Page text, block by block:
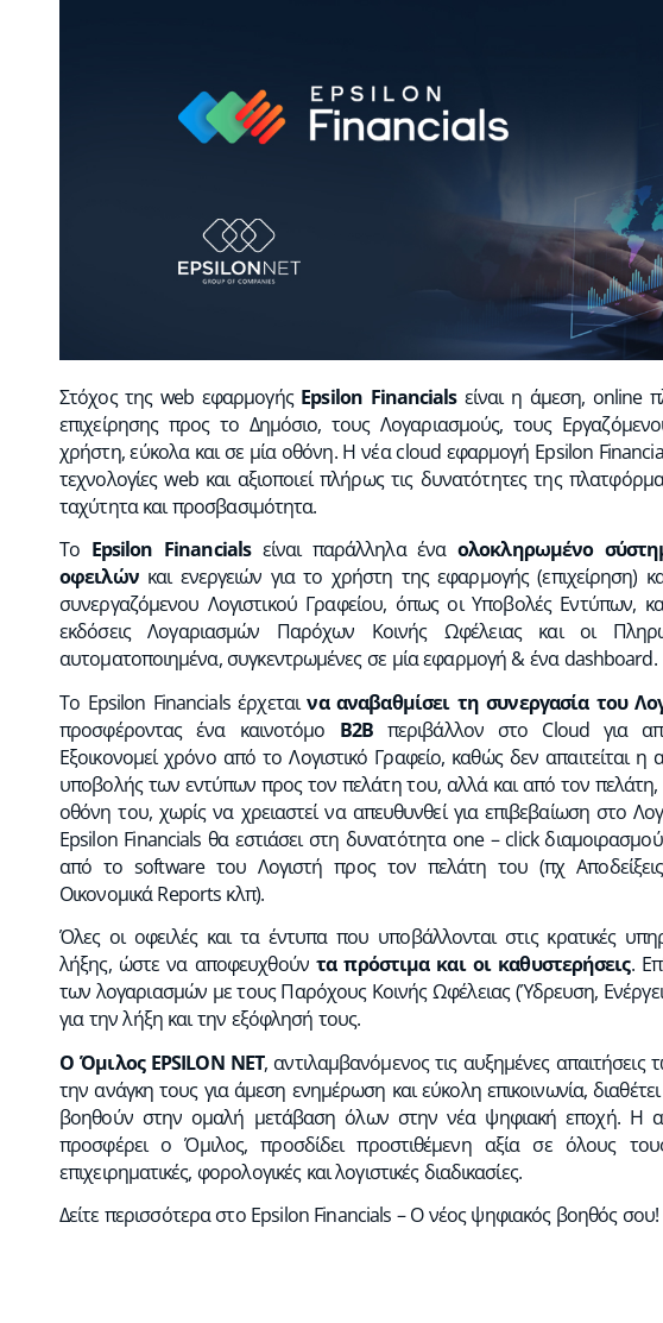
Στόχος της web εφαρμογής Epsilon Financialsείναι η άμεση, online
επιχείρησης προς το Δημόσιο, τους Λογαριασμούς, τους
χρήστη, εύκολα και σε μία οθόνη. H νέα cloud εφαρμογή Epsilon
τεχνολογίες web και αξιοποιεί πλήρως τις δυνατότητες της
ταχύτητα και προσβασιμότητα.
Το Epsilon Financialsείναι παράλληλα έναολοκληρωμένο
οφειλώνκαι ενεργειών για το χρήστη της εφαρμογής (επιχείρηση)
συνεργαζόμενου Λογιστικού Γραφείου, όπως οι Υποβολές Εντύπων,
εκδόσεις Λογαριασμών Παρόχων Κοινής Ωφέλειας και οι
αυτοματοποιημένα, συγκεντρωμένες σε μία εφαρμογή & ένα dashboard.
Το Epsilon Financials έρχεταινα αναβαθμίσει τη συνεργασία του
προσφέροντας ένα καινοτόμο Β2Βπεριβάλλον στο Cloud για
Εξοικονομεί χρόνο από το Λογιστικό Γραφείο, καθώς δεν
υποβολής των εντύπων προς τον πελάτη του, αλλά και από τον
οθόνη του, χωρίς να χρειαστεί να απευθυνθεί για επιβεβαίωση στο
Epsilon Financials θα εστιάσει στη δυνατότητα one – click
από το software του Λογιστή προς τον πελάτη του (πχ
Οικονομικά Reports κλπ).
Όλες οι οφειλές και τα έντυπα που υποβάλλονται στις κρατικές
λήξης, ώστε να αποφευχθούντα πρόστιμα και οι καθυστερήσεις.
των λογαριασμών με τους Παρόχους Κοινής Ωφέλειας (Ύδρευση,
για την λήξη και την εξόφλησή τους.
Ο Όμιλος EPSILONNET, αντιλαμβανόμενος τις αυξημένες
την ανάγκη τους για άμεση ενημέρωση και εύκολη επικοινωνία,
βοηθούν στην ομαλή μετάβαση όλων στην νέα ψηφιακή εποχή. Η
προσφέρει ο Όμιλος, προσδίδει προστιθέμενη αξία σε όλους
επιχειρηματικές, φορολογικές και λογιστικές διαδικασίες.
Δείτε περισσότερα στο Epsilon Financials – Ο νέος ψηφιακός βοηθός σου!